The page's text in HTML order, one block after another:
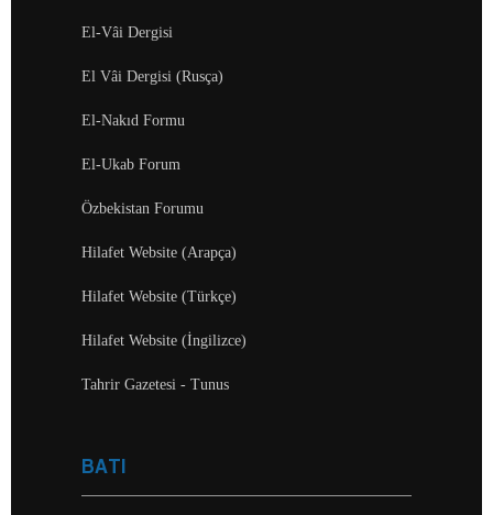
El-Vâi Dergisi
El Vâi Dergisi (Rusça)
El-Nakıd Formu
El-Ukab Forum
Özbekistan Forumu
Hilafet Website (Arapça)
Hilafet Website (Türkçe)
Hilafet Website (İngilizce)
Tahrir Gazetesi - Tunus
BATI